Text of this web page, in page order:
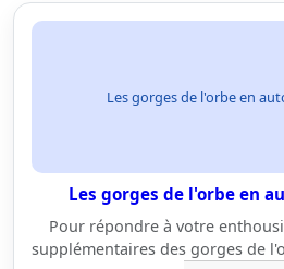
Les gorges de l'orbe en
Les gorges de l'orbe en
Pour répondre à votre
supplémentaires des gorges de